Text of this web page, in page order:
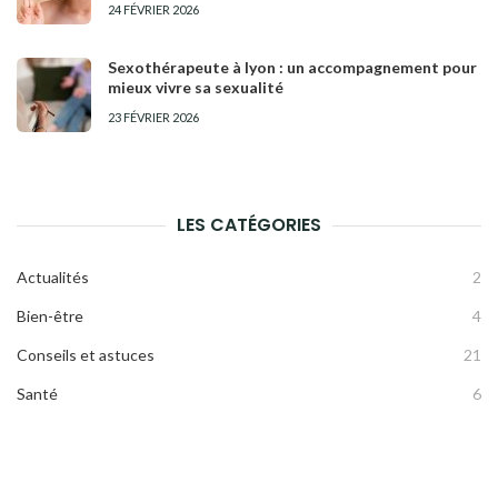
24 FÉVRIER 2026
Sexothérapeute à lyon : un accompagnement pour
mieux vivre sa sexualité
23 FÉVRIER 2026
LES CATÉGORIES
Actualités 2
Bien-être 4
Conseils et astuces 21
Santé 6